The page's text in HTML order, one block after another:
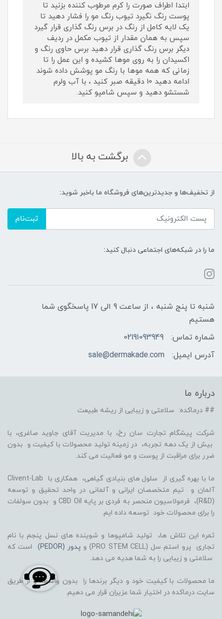
ابتدا اطراف صورت را کرم مرطوب کننده بزنید تا
پوست رنگ نگیرد تیوب رنگ مو را فشار دهید تا
یک لایه کامل از رنگ در برس رنگ گذاری قرار گیرد
سپس به همان مقدار از تیوب مکمل در ردیف
دیگر برس رنگ گذاری قرار دهید برس حاوی رنگ و
اکسیدان را به روی موها کشیده و این عمل را تا
زمانی که همه موها با رنگ مو پوشش داده شوند
ادامه دهید 10 دقیقه صبر کنید ، با آب ولرم
شستشو دهید و سپس شامپو کنید.
برگشت به بالا
از تخفیف‌ها و جدیدترین‌های فروشگاه ما باخبر شوید:
ثبت‌نام
ما را در شبکه‌های اجتماعی دنبال کنید:
شنبه تا پنج شنبه ، از ساعت 9 الی 17 پاسخگوی شما
هستیم
شماره تماس:
02191093949
آدرس ایمیل:
sale@dermakade.com
درباره ما
## درماکده: سلامتی و زیبایی از ریشه طبیعت
شرکت پیشگام تجارت سان رخ، با مدیریت آقای جاوید صاغری، با
بیش از یک دهه تجربه، در زمینه تولید محصولات با کیفیت و بدون
ضرر برای مراقبت از پوست و مو فعالیت می کند.
ما با بهره گیری از سلول های بنیادی گیاهی، همکاری با Clivent-Lab
آلمان و تیم متخصصان ایرانی و آلمانی در واحد تحقیق و توسعه
(R&D)، فرمولاسیون منحصر به فردی بر پایه CBD Oil و بدون سولفات
را برای محصولات خود توسعه داده ایم.
ثمره این تلاش ها، تولید شامپوها و شوینده های نسل پنجم با نام
تجاری پرو استم سل (PRO STEM CELL) و
پدور (PEDOR)
است که
سلامتی و زیبایی را به شما هدیه می دهد.
ما محصولات با کیفیت خود و دیگر برندها را بدون واسطه و از طریق
سایت درماکده در اختیار شما عزیران قرار می دهیم.